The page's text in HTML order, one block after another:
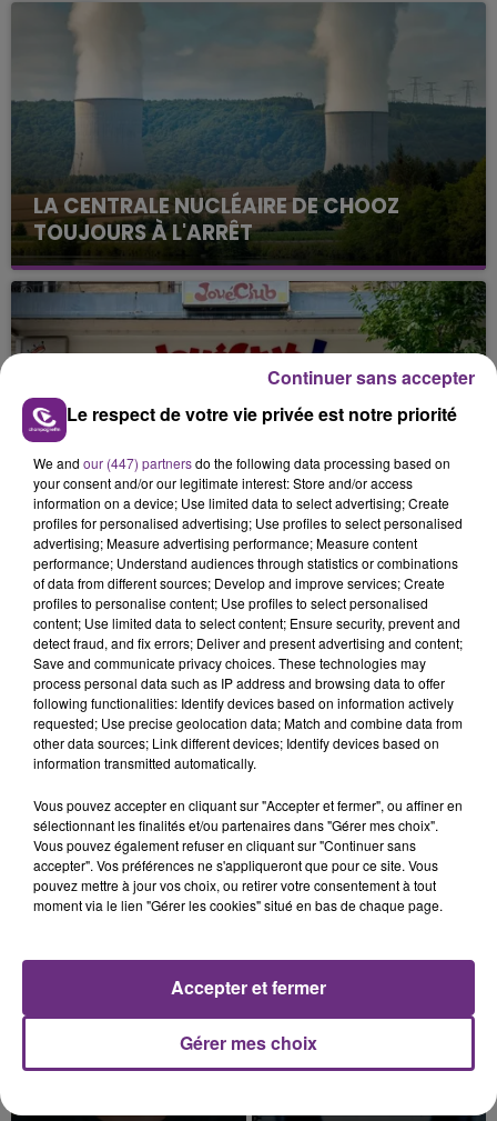
LA CENTRALE NUCLÉAIRE DE CHOOZ
TOUJOURS À L'ARRÊT
Cela fait déjà une semaine que la centrale
nucléaire ardennaise est à l'arrêt. Une situation
justifiée par la sécheresse intense qui est toujours
présente.
LE MAGASIN JOUÉCLUB DE REIMS FERME
SES PORTES
C'était l'une des institutions du centre-ville
rémois. Le magasin JouéClub est contraint de
fermer ses portes.
TITRES DIFFUSÉS
23h53
23h53
JECK & CARLA
23h50
23h50
PANIC! AT THE DISCO
Le respect de votre vie privée est notre priorité
We and our (447) partnersdo the following data processing based on
your consent and/or our legitimate interest: Store and/or access
information on a device; Use limited data to select advertising; Create
profiles for personalised advertising; Use profiles to select personalised
advertising; Measure advertising performance; Measure content
performance; Understand audiences through statistics or combinations
of data from different sources; Develop and improve services; Create
profiles to personalise content; Use profiles to select personalised
content; Use limited data to select content; Ensure security, prevent and
detect fraud, and fix errors; Deliver and present advertising and content;
Save and communicate privacy choices. These technologies may
process personal data such as IP address and browsing data to offer
following functionalities: Identify devices based on information actively
requested; Use precise geolocation data; Match and combine data from
other data sources; Link different devices; Identify devices based on
information transmitted automatically.
Vous pouvez accepter en cliquant sur "Accepter et fermer", ou affiner en
sélectionnant les finalités et/ou partenaires dans "Gérer mes choix".
Vous pouvez également refuser en cliquant sur "Continuer sans
accepter". Vos préférences ne s'appliqueront que pour ce site. Vous
pouvez mettre à jour vos choix, ou retirer votre consentement à tout
moment via le lien "Gérer les cookies" situé en bas de chaque page.
Gérer mes choix
Accepter et fermer
Continuer sans accepter